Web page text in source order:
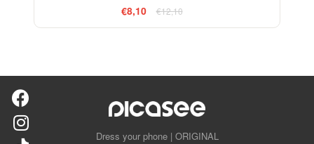
€8,10
€12,10
Dress your phone | ORIGINAL